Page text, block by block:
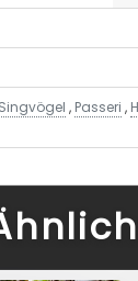
Singvögel , Passeri ,